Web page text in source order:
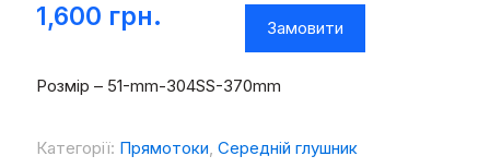
1,600 грн. Замовити
Розмір – 51-mm-304SS-370mm
Категорії: Прямотоки, Середній глушник